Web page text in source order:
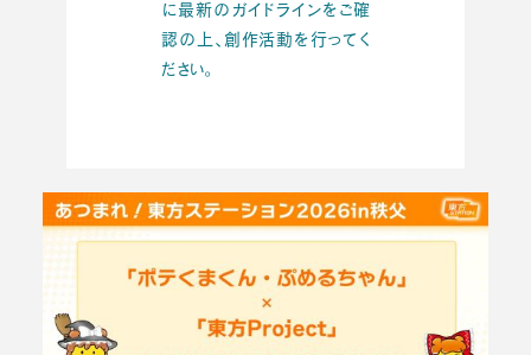
に最新のガイドラインをご確
認の上、創作活動を行ってく
ださい。